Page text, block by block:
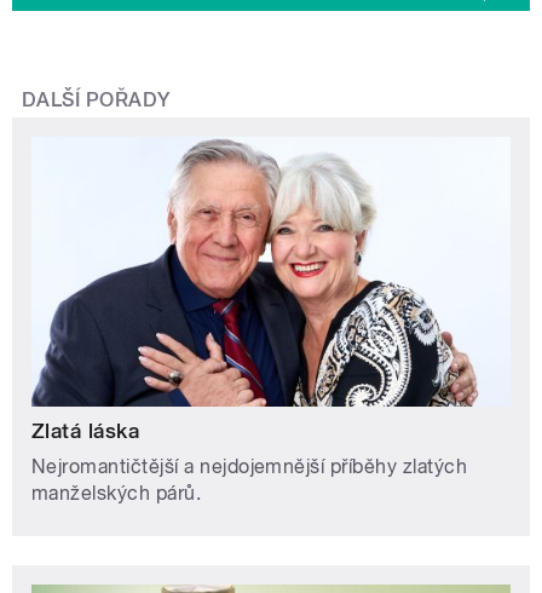
DALŠÍ POŘADY
Zlatá láska
Nejromantičtější a nejdojemnější příběhy zlatých
manželských párů.